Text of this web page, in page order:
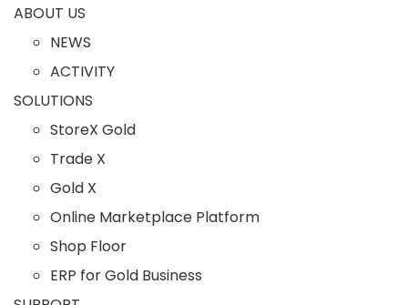
ABOUT US
NEWS
ACTIVITY
SOLUTIONS
StoreX Gold
Trade X
Gold X
Online Marketplace Platform
Shop Floor
ERP for Gold Business